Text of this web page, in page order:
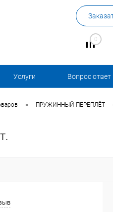
0
Услуги Вопрос ответ
• ПРУЖИННЫЙ ПЕРЕПЛЁТ